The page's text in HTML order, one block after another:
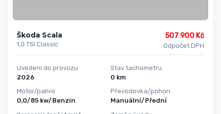
Škoda Scala
1,0 TSI Classic
507 900 Kč
Odpočet DPH
Uvedení do provozu
2026
Motor/palivo
0,0/85 kw/Benzin
Stav tachometru
0 km
Převodovka/pohon
Manuální/Přední